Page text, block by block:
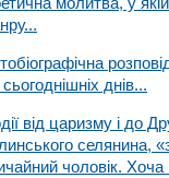
днів...
від царизму і до
селянина,
чоловік. Хоча